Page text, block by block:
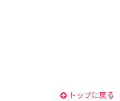
トップに戻る